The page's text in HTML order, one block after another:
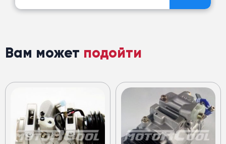
Вам может подойти